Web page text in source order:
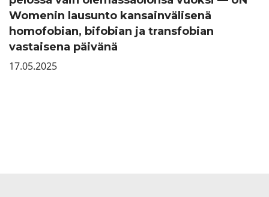
Womenin lausunto kansainvälisenä
homofobian, bifobian ja transfobian
vastaisena päivänä
17.05.2025